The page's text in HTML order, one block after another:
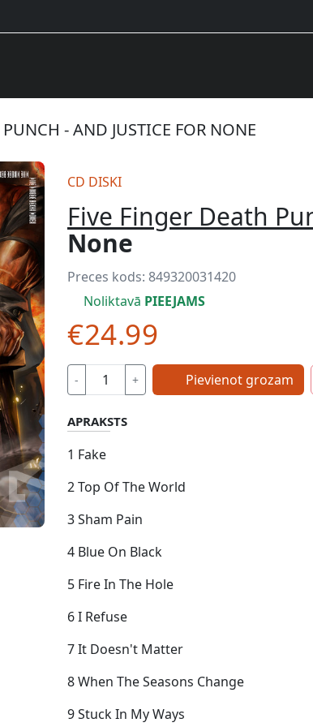
- AND JUSTICE FOR NONE
CD DISKI
Five Finger Death
None
Preces kods: 849320031420
Noliktavā PIEEJAMS
€24.99
- + Pievienot grozam
APRAKSTS
1 Fake
2 Top Of The World
3 Sham Pain
4 Blue On Black
5 Fire In The Hole
6 I Refuse
7 It Doesn't Matter
8 When The Seasons Change
9 Stuck In My Ways